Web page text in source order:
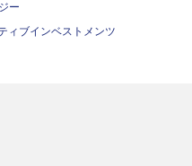
ー
ィブインベストメンツ